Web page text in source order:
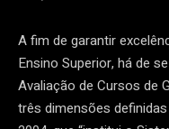
A fim de garantir
Ensino Superior, há de
Avaliação de Cursos de
três dimensões